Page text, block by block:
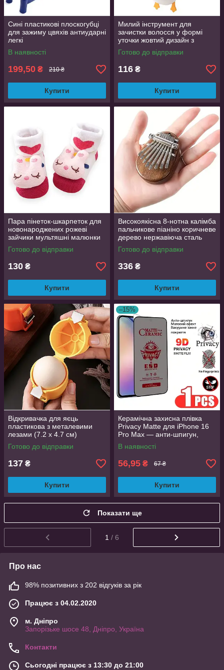
Сині пластикові плоскогубці
для зажиму цвяхів антиударні
легкі
В наявності
199,50 ₴ 210 ₴
Купити
Милий інструмент для
зачистки волосся у формі
уточки жовтий дизайн з
нековзною ручкою
Готово до відправки
116 ₴
Купити
Пара пінеток-шкарпеток для
новонароджених рожеві
зайчики мультяшні малюнки
1-3 роки
Готово до відправки
130 ₴
Купити
Високоякісна 8-нотна калімба
пальчикове піаніно коричневе
дерево нержавіюча сталь
7×5.5 см
Готово до відправки
336 ₴
Купити
Відкривачка для яєць
пластикова з металевими
лезами (7.2 x 4.7 см)
Яєчкочистка для сирих і
варених яєць
Готово до відправки
137 ₴
Купити
–15%
Керамічна захисна плівка
Privacy Matte для iPhone 16
Pro Max — анти-шпигун,
матова, Full Glue
В наявності
56,95 ₴ 67 ₴
Купити
Показати ще
1 / 6
Про нас
98% позитивних з 202 відгуків за рік
Працює з 04.02.2020
м. Дніпро
Запорізьке шосе 48, Дніпро, Україна
Контакти
Сьогодні працює з 13:30 до 21:00